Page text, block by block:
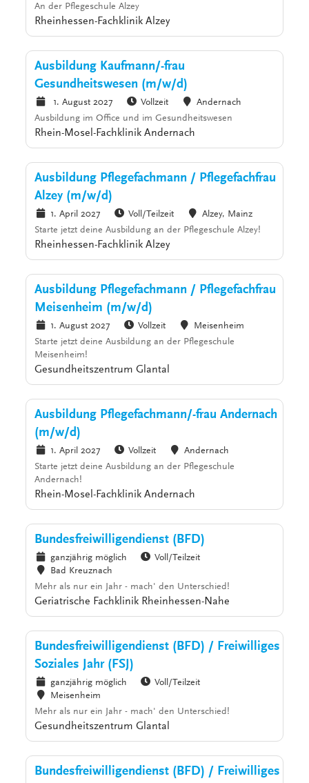
An der Pflegeschule Alzey
Rheinhessen-Fachklinik Alzey
Ausbildung Kaufmann/-frau
Gesundheitswesen (m/w/d)
1. August 2027 Vollzeit
Andernach
Ausbildung im Office und im Gesundheitswesen
Rhein-Mosel-Fachklinik Andernach
Ausbildung Pflegefachmann / Pflegefachfrau
Alzey (m/w/d)
1. April 2027 Voll/Teilzeit
Alzey, Mainz
Starte jetzt deine Ausbildung an der Pflegeschule Alzey!
Rheinhessen-Fachklinik Alzey
Ausbildung Pflegefachmann / Pflegefachfrau
Meisenheim (m/w/d)
1. August 2027 Vollzeit
Meisenheim
Starte jetzt deine Ausbildung an der Pflegeschule
Meisenheim!
Gesundheitszentrum Glantal
Ausbildung Pflegefachmann/-frau Andernach
(m/w/d)
1. April 2027 Vollzeit
Andernach
Starte jetzt deine Ausbildung an der Pflegeschule
Andernach!
Rhein-Mosel-Fachklinik Andernach
Bundesfreiwilligendienst (BFD)
ganzjährig möglich
Voll/Teilzeit
Bad Kreuznach
Mehr als nur ein Jahr - mach' den Unterschied!
Geriatrische Fachklinik Rheinhessen-Nahe
Bundesfreiwilligendienst (BFD) / Freiwilliges
Soziales Jahr (FSJ)
ganzjährig möglich
Voll/Teilzeit
Meisenheim
Mehr als nur ein Jahr - mach' den Unterschied!
Gesundheitszentrum Glantal
Bundesfreiwilligendienst (BFD) / Freiwilliges